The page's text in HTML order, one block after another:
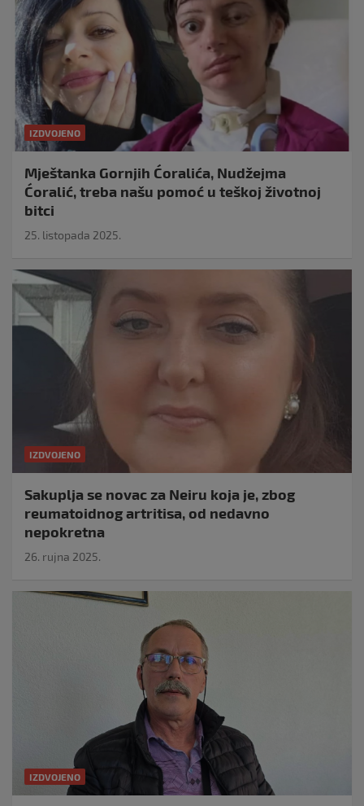
IZDVOJENO
Mještanka Gornjih Ćoralića, Nudžejma
Ćoralić, treba našu pomoć u teškoj životnoj
bitci
25. listopada 2025.
IZDVOJENO
Sakuplja se novac za Neiru koja je, zbog
reumatoidnog artritisa, od nedavno
nepokretna
26. rujna 2025.
IZDVOJENO